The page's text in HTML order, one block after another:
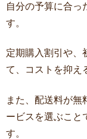
自分の予算に合っ
す。
定期購入割引や、
て、コストを抑え
また、配送料が無
ービスを選ぶこと
す。